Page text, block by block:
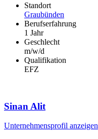
Standort
Graubünden
Berufserfahrung
1 Jahr
Geschlecht
m/w/d
Qualifikation
EFZ
Sinan Alit
Unternehmensprofil anzeigen